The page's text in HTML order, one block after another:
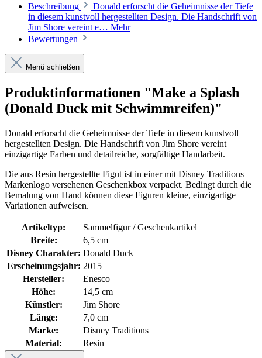
Beschreibung
Donald erforscht die Geheimnisse der Tiefe
in diesem kunstvoll hergestellten Design. Die Handschrift von
Jim Shore vereint e… Mehr
Bewertungen
Menü schließen
Produktinformationen "Make a Splash
(Donald Duck mit Schwimmreifen)"
Donald erforscht die Geheimnisse der Tiefe in diesem kunstvoll
hergestellten Design. Die Handschrift von Jim Shore vereint
einzigartige Farben und detailreiche, sorgfältige Handarbeit.
Die aus Resin hergestellte Figut ist in einer mit Disney Traditions
Markenlogo versehenen Geschenkbox verpackt. Bedingt durch die
Bemalung von Hand können diese Figuren kleine, einzigartige
Variationen aufweisen.
Artikeltyp:
Sammelfigur / Geschenkartikel
Breite:
6,5 cm
Disney Charakter: Donald Duck
Erscheinungsjahr: 2015
Hersteller:
Enesco
Höhe:
14,5 cm
Künstler:
Jim Shore
Länge:
7,0 cm
Marke:
Disney Traditions
Material:
Resin